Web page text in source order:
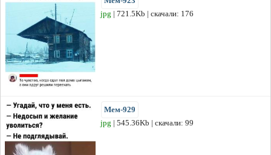
jpg | 721.5Kb | скачали: 176
Мем-929
jpg | 545.36Kb | скачали: 99